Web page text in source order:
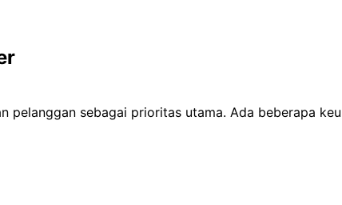
pelanggan sebagai prioritas utama. Ada beberapa